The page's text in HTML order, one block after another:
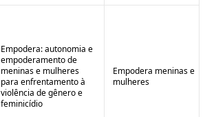
Empodera: autonomia e
empoderamento de
meninas e mulheres
para enfrentamento à
violência de gênero e
feminicídio
Empodera meninas e
mulheres